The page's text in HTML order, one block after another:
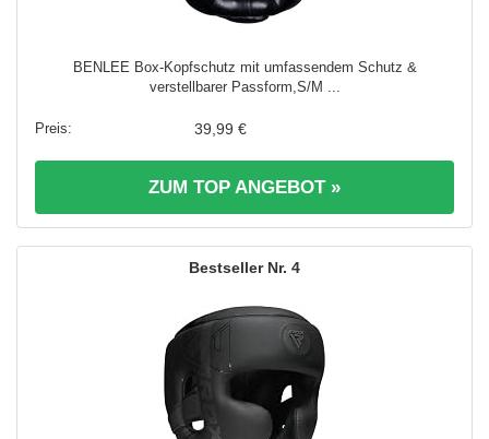
BENLEE Box-Kopfschutz mit umfassendem Schutz &
verstellbarer Passform,S/M ...
39,99 €
ZUM TOP ANGEBOT »
4